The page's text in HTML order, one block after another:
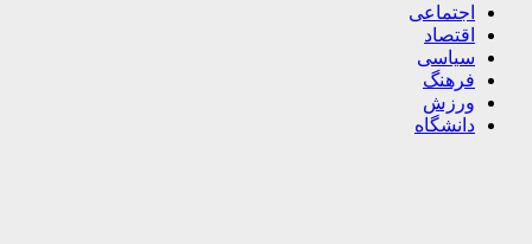
اجتماعی
اقتصاد
سیاسی
فرهنگ
ورزش
دانشگاه